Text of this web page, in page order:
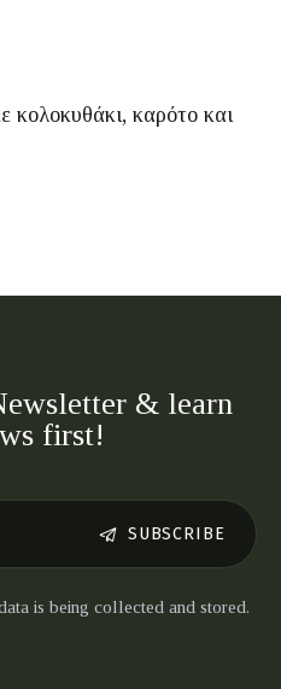
κολοκυθάκι, καρότο και
& learn
first!
SUBSCRIBE
is being collected and stored.